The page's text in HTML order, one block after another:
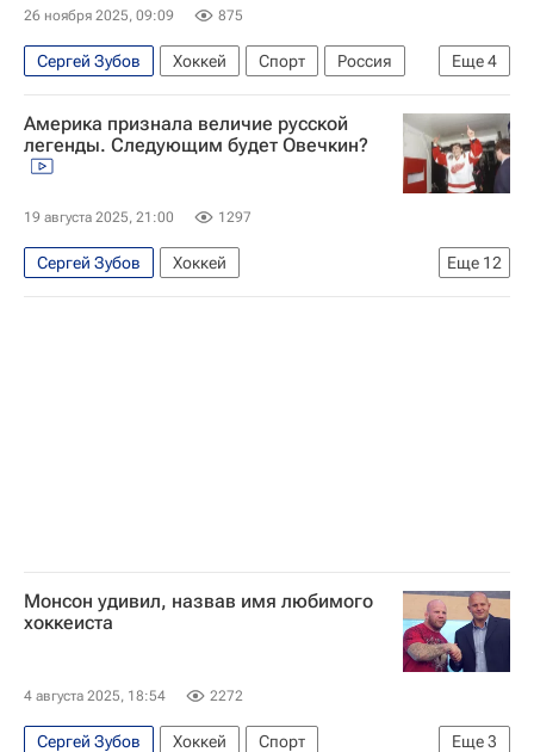
26 ноября 2025, 09:09 875
Еще4
Сергей Зубов Хоккей Спорт
Россия
Трактор
СКА (Санкт-Петербург)
КХЛ 2025-2026
ХК Сочи
Америка признала величие русской
легенды. Следующим будет Овечкин?
19 августа 2025, 21:00 1297
Еще 12
Сергей Зубов
Хоккей
Национальная хоккейная лига (НХЛ)
Монсон удивил, назвав имя любимого
хоккеиста
4 августа 2025, 18:54 2272
Еще3
Сергей Зубов Хоккей
Спорт